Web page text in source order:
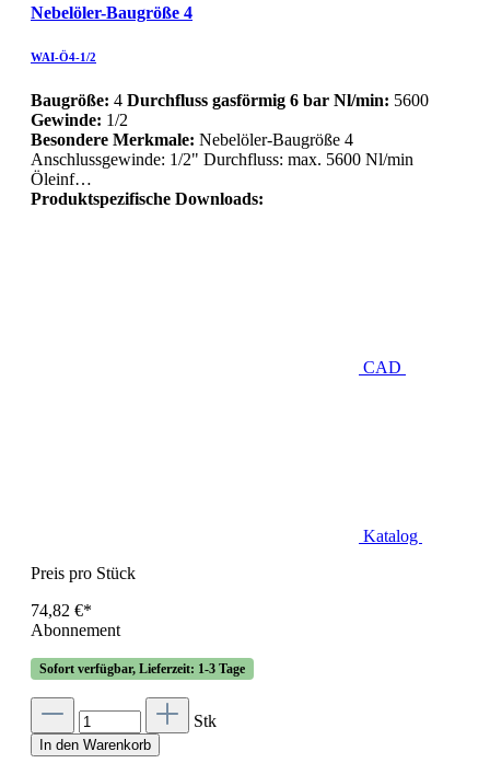
Nebelöler-Baugröße 4
WAI-Ö4-1/2
Baugröße: 4 Durchfluss gasförmig 6 bar Nl/min: 5600
Gewinde: 1/2
Besondere Merkmale: Nebelöler-Baugröße 4
Anschlussgewinde: 1/2" Durchfluss: max. 5600 Nl/min
Öleinf…
Produktspezifische Downloads:
CAD
Katalog
Preis pro Stück
74,82 €*
Abonnement
Sofort verfügbar, Lieferzeit: 1-3 Tage
Stk
In den Warenkorb